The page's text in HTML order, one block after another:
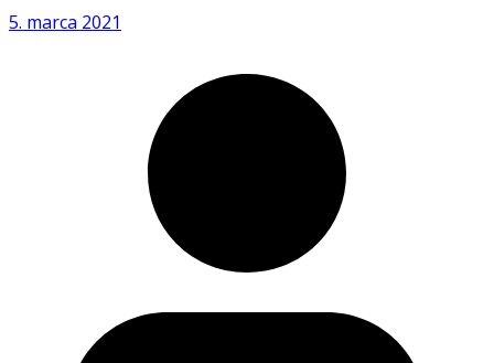
5. marca 2021